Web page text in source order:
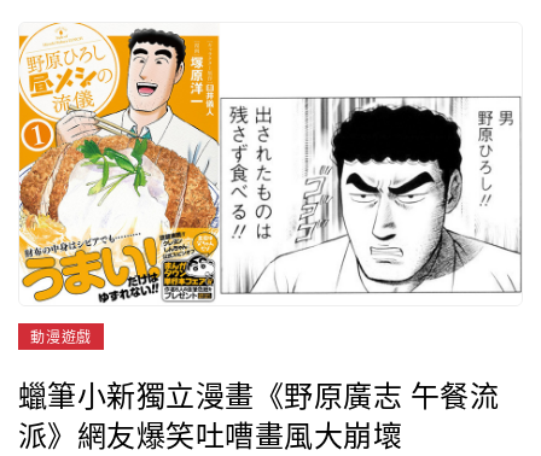
動漫遊戲
蠟筆小新獨立漫畫《野原廣志 午餐流
派》網友爆笑吐嘈畫風大崩壞